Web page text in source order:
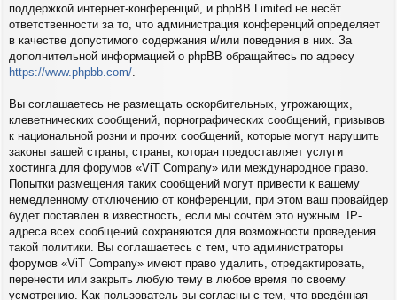
поддержкой интернет-конференций, и phpBB Limited не несёт
ответственности за то, что администрация конференций определяет
в качестве допустимого содержания и/или поведения в них. За
дополнительной информацией о phpBB обращайтесь по адресу
https://www.phpbb.com/
Вы соглашаетесь не размещать оскорбительных, угрожающих,
клеветнических сообщений, порнографических сообщений, призывов
к национальной розни и прочих сообщений, которые могут нарушить
законы вашей страны, страны, которая предоставляет услуги
хостинга для форумов «ViT Company» или международное право.
Попытки размещения таких сообщений могут привести к вашему
немедленному отключению от конференции, при этом ваш провайдер
будет поставлен в известность, если мы сочтём это нужным. IP-
адреса всех сообщений сохраняются для возможности проведения
такой политики. Вы соглашаетесь с тем, что администраторы
форумов «ViT Company» имеют право удалить, отредактировать,
перенести или закрыть любую тему в любое время по своему
усмотрению. Как пользователь вы согласны с тем, что введённая